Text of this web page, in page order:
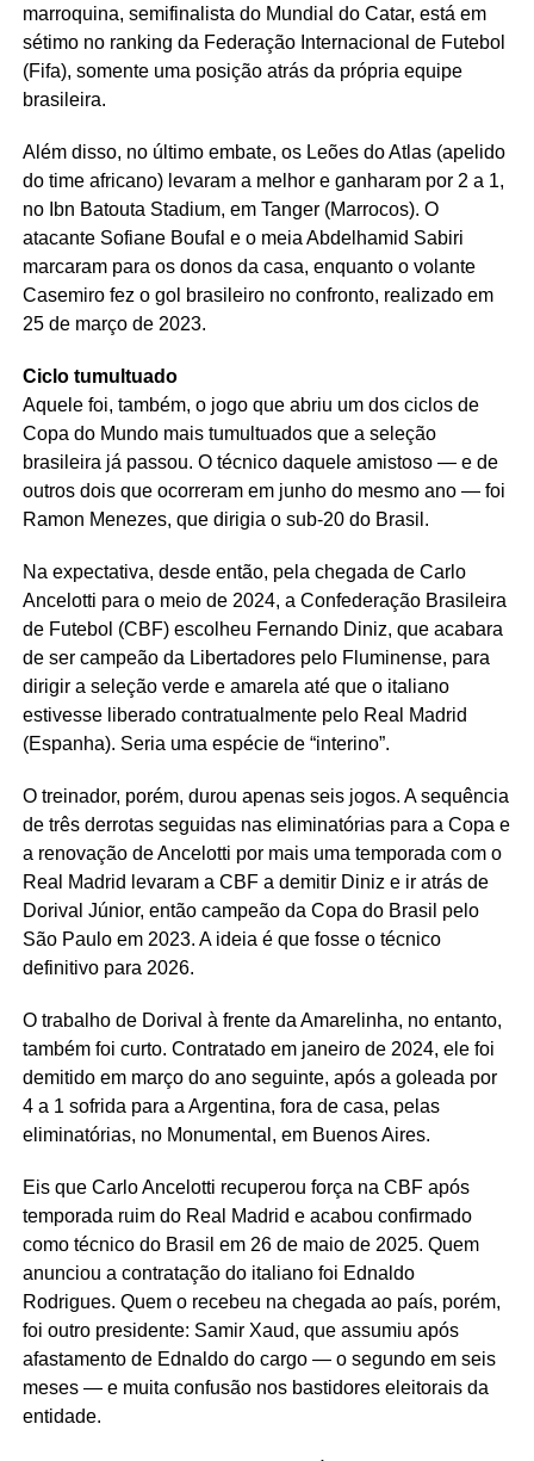
marroquina, semifinalista do Mundial do Catar, está em
sétimo no ranking da Federação Internacional de Futebol
(Fifa), somente uma posição atrás da própria equipe
brasileira.
Além disso, no último embate, os Leões do Atlas (apelido
do time africano) levaram a melhor e ganharam por 2 a 1,
no Ibn Batouta Stadium, em Tanger (Marrocos). O
atacante Sofiane Boufal e o meia Abdelhamid Sabiri
marcaram para os donos da casa, enquanto o volante
Casemiro fez o gol brasileiro no confronto, realizado em
25 de março de 2023.
Ciclo tumultuado
Aquele foi, também, o jogo que abriu um dos ciclos de
Copa do Mundo mais tumultuados que a seleção
brasileira já passou. O técnico daquele amistoso — e de
outros dois que ocorreram em junho do mesmo ano — foi
Ramon Menezes, que dirigia o sub-20 do Brasil.
Na expectativa, desde então, pela chegada de Carlo
Ancelotti para o meio de 2024, a Confederação Brasileira
de Futebol (CBF) escolheu Fernando Diniz, que acabara
de ser campeão da Libertadores pelo Fluminense, para
dirigir a seleção verde e amarela até que o italiano
estivesse liberado contratualmente pelo Real Madrid
(Espanha). Seria uma espécie de “interino”.
O treinador, porém, durou apenas seis jogos. A sequência
de três derrotas seguidas nas eliminatórias para a Copa e
a renovação de Ancelotti por mais uma temporada com o
Real Madrid levaram a CBF a demitir Diniz e ir atrás de
Dorival Júnior, então campeão da Copa do Brasil pelo
São Paulo em 2023. A ideia é que fosse o técnico
definitivo para 2026.
O trabalho de Dorival à frente da Amarelinha, no entanto,
também foi curto. Contratado em janeiro de 2024, ele foi
demitido em março do ano seguinte, após a goleada por
4 a 1 sofrida para a Argentina, fora de casa, pelas
eliminatórias, no Monumental, em Buenos Aires.
Eis que Carlo Ancelotti recuperou força na CBF após
temporada ruim do Real Madrid e acabou confirmado
como técnico do Brasil em 26 de maio de 2025. Quem
anunciou a contratação do italiano foi Ednaldo
Rodrigues. Quem o recebeu na chegada ao país, porém,
foi outro presidente: Samir Xaud, que assumiu após
afastamento de Ednaldo do cargo — o segundo em seis
meses — e muita confusão nos bastidores eleitorais da
entidade.